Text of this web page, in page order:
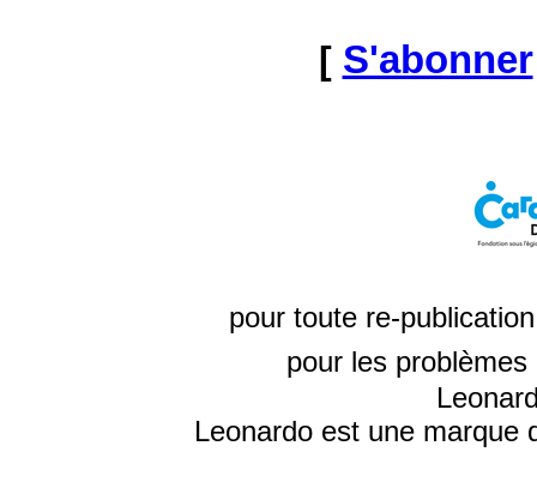
[ S'abonner
pour toute re-
pour les
Leonardo est une marque